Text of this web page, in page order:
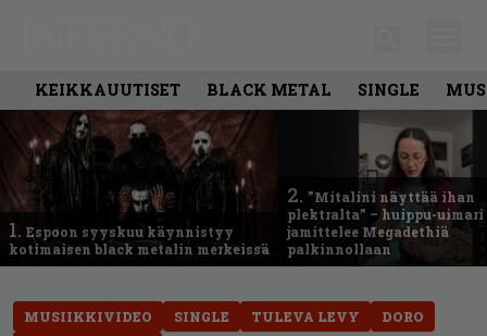
KEIKKAUUTISET BLACK METAL SINGLE
1. Espoon syyskuu käynnistyy
kotimaisen black metalin merkeissä
2. ”Mitalini näyttää ihan
plektralta” – huippu-uimari
jamittelee Megadethiä
palkinnollaan
MUSIIKKIVIDEO SINGLE TULEVA LEVY
DORO